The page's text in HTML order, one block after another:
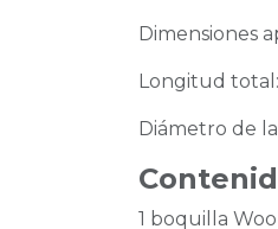
Dimensiones
Longitud
Diámetro de
1 boquilla